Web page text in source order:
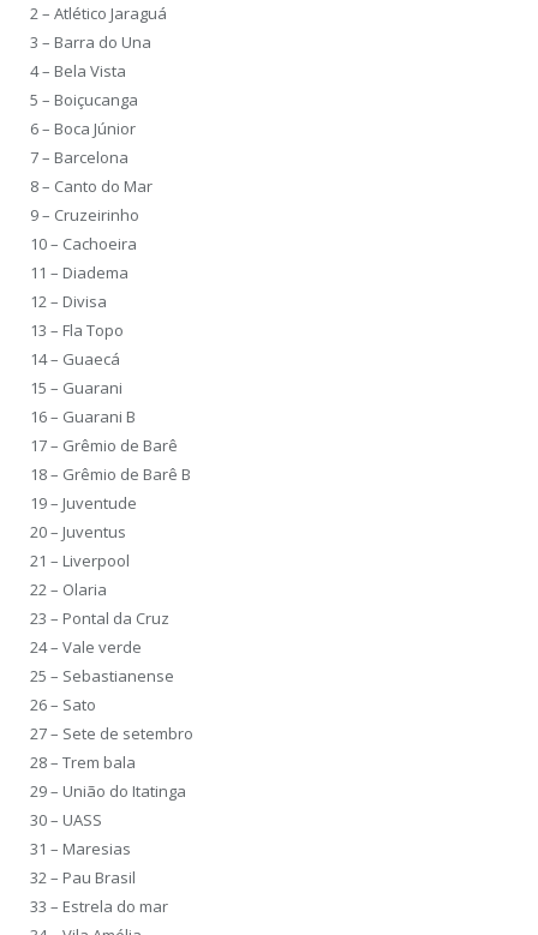
2 – Atlético Jaraguá
3 – Barra do Una
4 – Bela Vista
5 – Boiçucanga
6 – Boca Júnior
7 – Barcelona
8 – Canto do Mar
9 – Cruzeirinho
10 – Cachoeira
11 – Diadema
12 – Divisa
13 – Fla Topo
14 – Guaecá
15 – Guarani
16 – Guarani B
17 – Grêmio de Barê
18 – Grêmio de Barê B
19 – Juventude
20 – Juventus
21 – Liverpool
22 – Olaria
23 – Pontal da Cruz
24 – Vale verde
25 – Sebastianense
26 – Sato
27 – Sete de setembro
28 – Trem bala
29 – União do Itatinga
30 – UASS
31 – Maresias
32 – Pau Brasil
33 – Estrela do mar